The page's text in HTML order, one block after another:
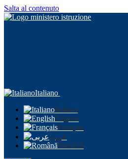
Salta al contenuto
Italiano
Italiano
English
Français
عربى
Română